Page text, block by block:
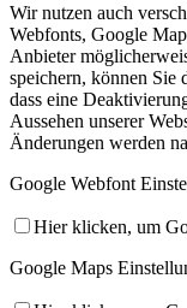
Wir nutzen auch
Webfonts, Google
Anbieter
speichern, können Sie
dass eine
Aussehen unserer
Änderungen werden
Google Webfont
Hier klicken, um
Google Maps